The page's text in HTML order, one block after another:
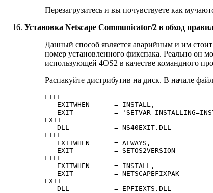
Перезагрузитесь и вы почувствуете как
Установка Netscape Communicator/2 в обход
Данный способ является аварийным и им
номер установленного фикспака. Реально он
использующей 4OS2 в качестве командного
Распакуйте дистрибутив на диск. В начале
FILE
   EXITWHEN      = INSTALL,
EXIT          = 'SETVAR
EXIT
   DLL           = NS40EXIT.DLL
FILE
   EXITWHEN      = ALWAYS,
   EXIT          = SETOS2VERSION
FILE
   EXITWHEN      = INSTALL,
   EXIT          = NETSCAPEFIXPAK
EXIT
   DLL           = EPFIEXTS.DLL